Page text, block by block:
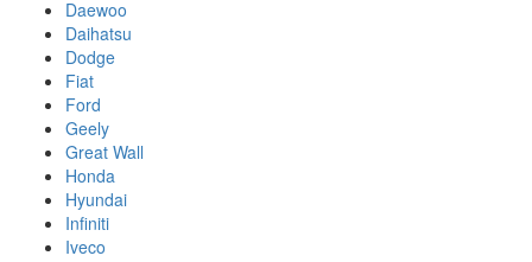
Daewoo
Daihatsu
Dodge
Fiat
Ford
Geely
Great Wall
Honda
Hyundai
Infiniti
Iveco